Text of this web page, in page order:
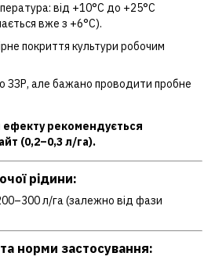
від +10°C до +25°C
вже з +6°C).
покриття культури робочим
ЗЗР, але бажано проводити пробне
рекомендується
(0,2–0,3 л/га).
рідини:
л/га (залежно від фази
норми застосування: